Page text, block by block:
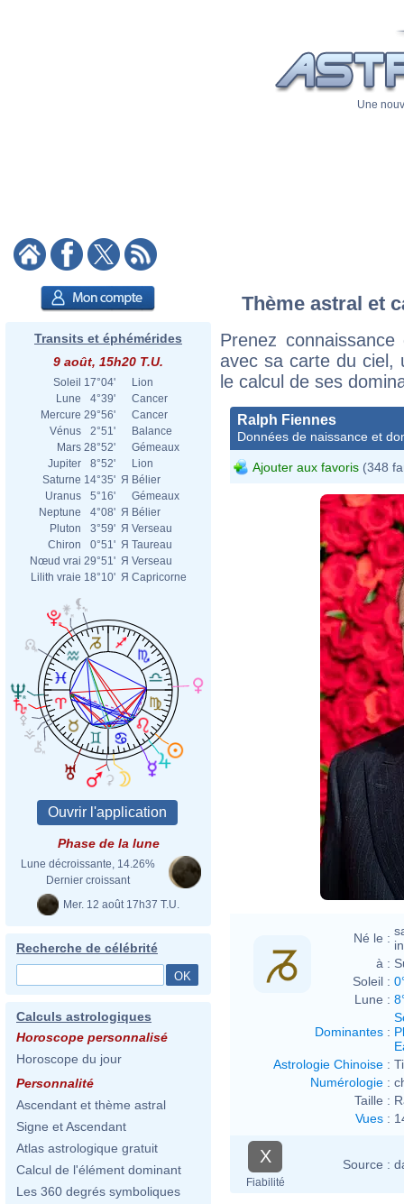
Une
Transits et éphémérides
9 août, 15h20 T.U.
Soleil 17°04'
Lion
Lune
4°39'
Cancer
Mercure 29°56'
Cancer
Vénus
2°51'
Balance
Mars 28°52'
Gémeaux
Jupiter
8°52'
Lion
Saturne 14°35' Я Bélier
Uranus
5°16'
Gémeaux
Neptune
4°08' Я Bélier
Pluton
3°59' Я Verseau
Chiron
0°51' Я Taureau
Nœud vrai 29°51' Я Verseau
Lilith vraie 18°10' Я Capricorne
Phase de la lune
Lune décroissante, 14.26%
Dernier croissant
Mer. 12 août 17h37 T.U.
Recherche de célébrité
Calculs astrologiques
Horoscope personnalisé
Horoscope du jour
Personnalité
Ascendant et thème astral
Signe et Ascendant
Atlas astrologique gratuit
Calcul de l'élément dominant
Les 360 degrés symboliques
Thème astral et
Prenez
avec sa carte du ciel,
le calcul de ses
Ralph Fiennes
Données de naissance et
Ajouter aux favoris (348
Né le :
à :
Soleil :
Lune :
Dominantes :
Astrologie Chinoise :
Numérologie :
Taille :
Vues :
X
Fiabilité
Source :